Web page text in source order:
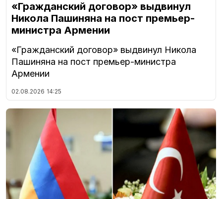
«Гражданский договор» выдвинул
Никола Пашиняна на пост премьер-
министра Армении
«Гражданский договор» выдвинул Никола
Пашиняна на пост премьер-министра
Армении
02.08.2026 14:25